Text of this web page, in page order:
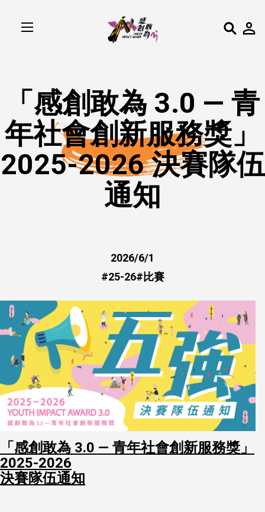
「感創敢為 3.0 — 青
年社會創新服務獎」
2025-2026 決賽隊伍
通知
2026/6/1
#25-26#比賽
「感創敢為 3.0 — 青年社會創新服務獎」
2025-2026
決賽隊伍通知